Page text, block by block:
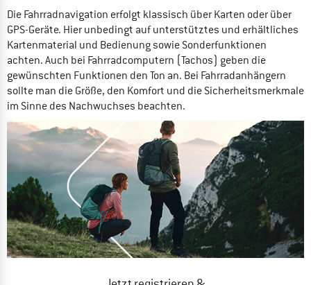
Die Fahrradnavigation erfolgt klassisch über Karten oder über
GPS-Geräte. Hier unbedingt auf unterstütztes und erhältliches
Kartenmaterial und Bedienung sowie Sonderfunktionen
achten. Auch bei Fahrradcomputern (Tachos) geben die
gewünschten Funktionen den Ton an. Bei Fahrradanhängern
sollte man die Größe, den Komfort und die Sicherheitsmerkmale
im Sinne des Nachwuchses beachten.